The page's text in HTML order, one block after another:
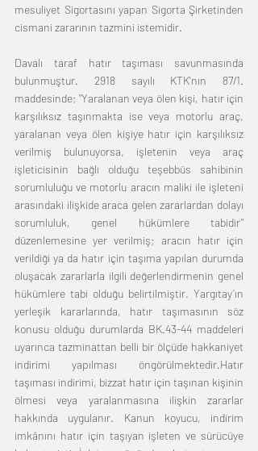
mesuliyet Sigortasını yapan Sigorta Şirketinden
cismani zararının tazmini istemidir.
Davalı taraf hatır taşıması savunmasında
bulunmuştur. 2918 sayılı KTK'nın 87/1.
maddesinde; "Yaralanan veya ölen kişi, hatır için
karşılıksız taşınmakta ise veya motorlu araç,
yaralanan veya ölen kişiye hatır için karşılıksız
verilmiş bulunuyorsa, işletenin veya araç
işleticisinin bağlı olduğu teşebbüs sahibinin
sorumluluğu ve motorlu aracın maliki ile işleteni
arasındaki ilişkide araca gelen zararlardan dolayı
sorumluluk, genel hükümlere tabidir"
düzenlemesine yer verilmiş; aracın hatır için
verildiği ya da hatır için taşıma yapılan durumda
oluşacak zararlarla ilgili değerlendirmenin genel
hükümlere tabi olduğu belirtilmiştir. Yargıtay’ın
yerleşik kararlarında, hatır taşımasının söz
konusu olduğu durumlarda BK.43-44 maddeleri
uyarınca tazminattan belli bir ölçüde hakkaniyet
indirimi yapılması öngörülmektedir.Hatır
taşıması indirimi, bizzat hatır için taşınan kişinin
ölmesi veya yaralanmasına ilişkin zararlar
hakkında uygulanır. Kanun koyucu, indirim
imkânını hatır için taşıyan işleten ve sürücüye